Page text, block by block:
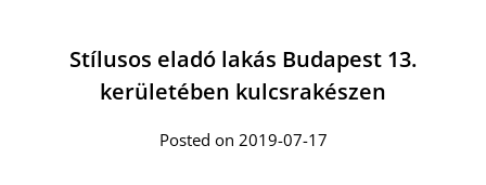
Stílusos eladó lakás Budapest 13.
kerületében kulcsrakészen
Posted on 2019-07-17